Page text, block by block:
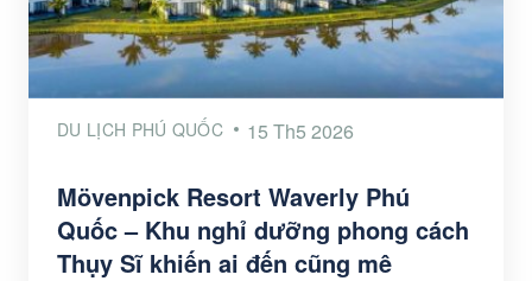
DU LỊCH PHÚ QUỐC 15 Th5 2026
Mövenpick Resort Waverly Phú
Quốc – Khu nghỉ dưỡng phong cách
Thụy Sĩ khiến ai đến cũng mê